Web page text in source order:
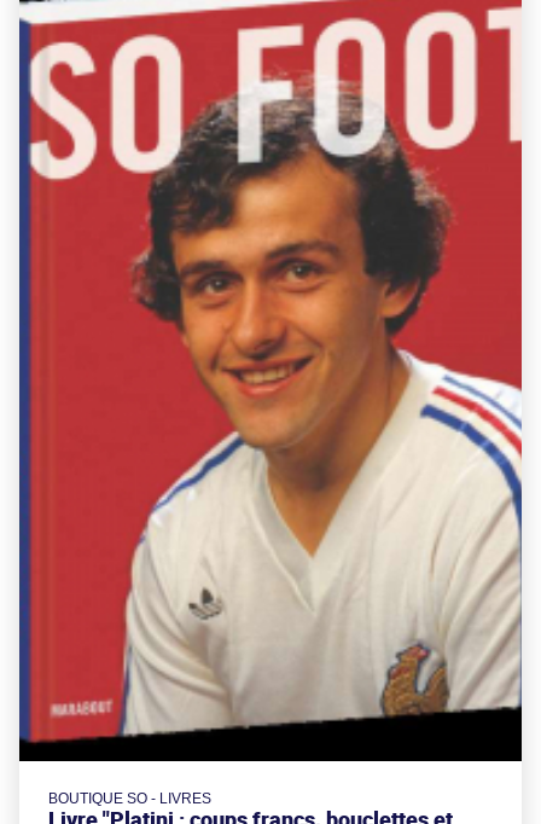
BOUTIQUE SO - LIVRES